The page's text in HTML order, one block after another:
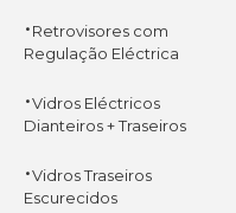
·Retrovisores com
Regulação Eléctrica
·Vidros Eléctricos
Dianteiros + Traseiros
·Vidros Traseiros
Escurecidos